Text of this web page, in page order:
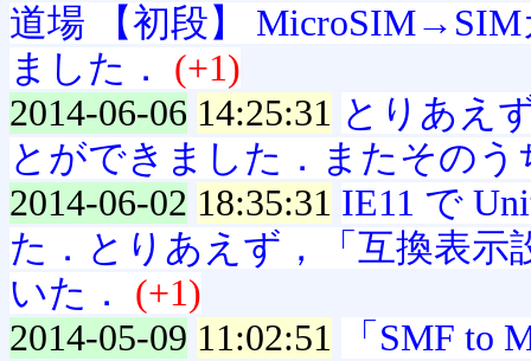
道場 【初段】
ました．
(+1)
2014-06-06 14:25:31 とりあえ
とができました．またその
2014-06-02 18:35:31 IE11 で
た．とりあえず，「互換表
いた．
(+1)
2014-05-09 11:02:51
「SMF to